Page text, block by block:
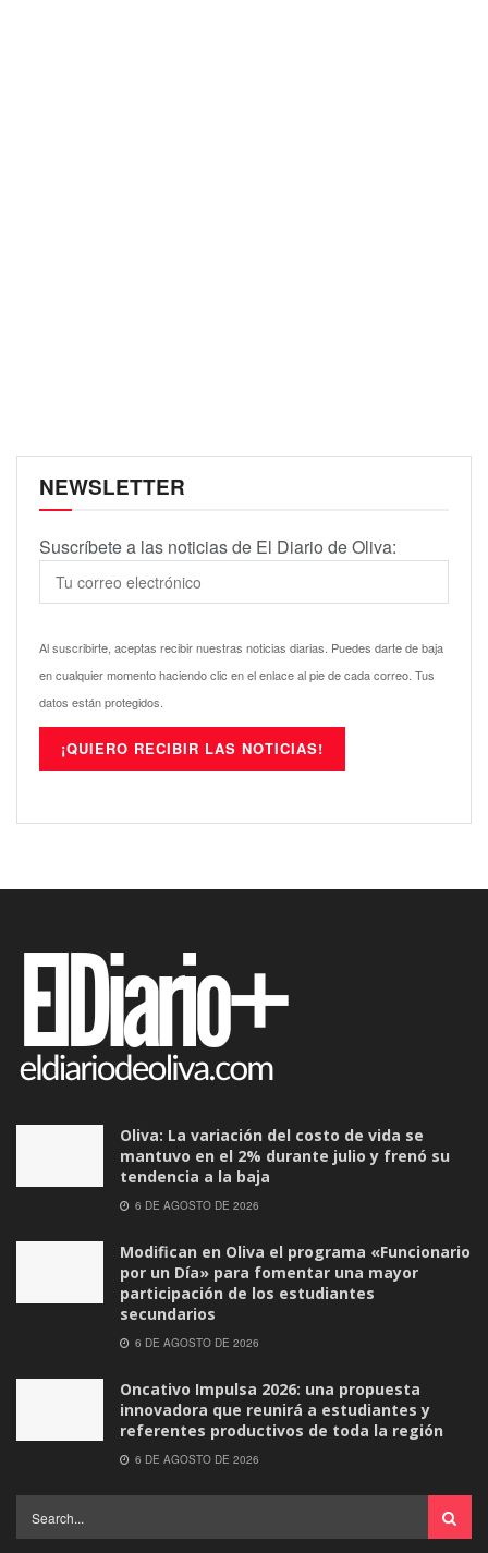
NEWSLETTER
Suscríbete a las noticias de El Diario de Oliva:
Al suscribirte, aceptas recibir nuestras noticias diarias. Puedes darte de baja
en cualquier momento haciendo clic en el enlace al pie de cada correo. Tus
datos están protegidos.
Oliva: La variación del costo de vida se
mantuvo en el 2% durante julio y frenó su
tendencia a la baja
6 DE AGOSTO DE 2026
Modifican en Oliva el programa «Funcionario
por un Día» para fomentar una mayor
participación de los estudiantes
secundarios
6 DE AGOSTO DE 2026
Oncativo Impulsa 2026: una propuesta
innovadora que reunirá a estudiantes y
referentes productivos de toda la región
6 DE AGOSTO DE 2026